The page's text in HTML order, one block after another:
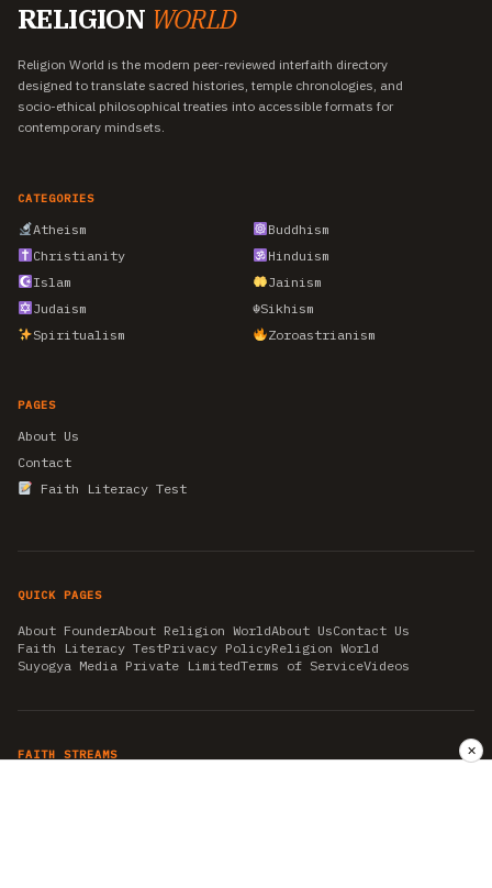
RELIGION WORLD
Religion World is the modern peer-reviewed interfaith directory
designed to translate sacred histories, temple chronologies, and
socio-ethical philosophical treaties into accessible formats for
contemporary mindsets.
CATEGORIES
Atheism
Buddhism
Christianity
Hinduism
Islam
Jainism
Judaism
☬Sikhism
Spiritualism
Zoroastrianism
PAGES
About Us
Contact
Faith Literacy Test
QUICK PAGES
About FounderAbout Religion WorldAbout UsContact Us
Faith Literacy TestPrivacy PolicyReligion World
Suyogya Media Private LimitedTerms of ServiceVideos
FAITH STREAMS ✕